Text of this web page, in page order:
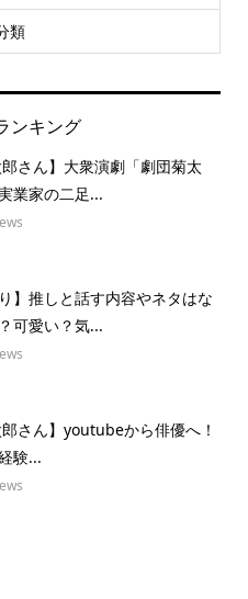
類
ンキング
郎さん】大衆演劇「劇団菊太
業家の二足...
】推しと話す内容やネタはな
可愛い？気...
郎さん】youtubeから俳優へ！
験...